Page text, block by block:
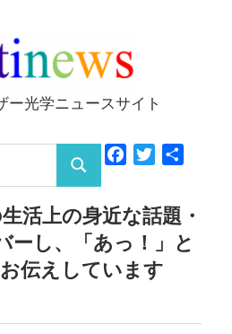
ー光学ニュースサイト
検
索
FacebookTwitter
活上の身近な話題・
ーし、「あっ！」と
伝えしています